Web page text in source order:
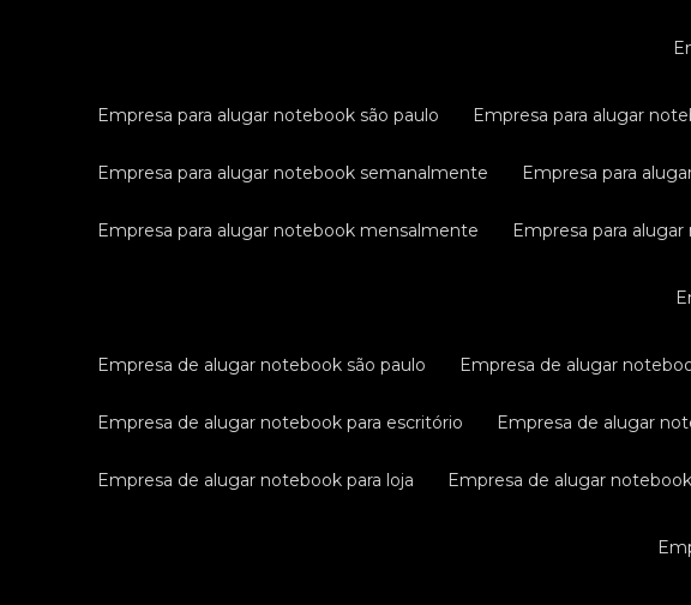
empresa para alugar notebook são paulo empresa para alugar
empresa para alugar notebook semanalmente empresa para
empresa para alugar notebook mensalmente empresa para
empresa de alugar notebook são paulo empresa de alugar
empresa de alugar notebook para escritório empresa de alugar
empresa de alugar notebook para loja empresa de alugar